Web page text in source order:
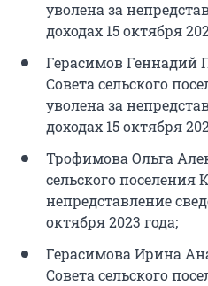
уволена за
доходах 15 октября
Герасимов Геннадий
Совета сельского
уволена за
доходах 15 октября
Трофимова Ольга
сельского поселения
непредставление
октября 2023 года;
Герасимова Ирина
Совета сельского